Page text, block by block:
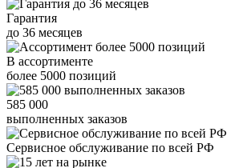
Гарантия
до 36 месяцев
В ассортименте
более 5000 позиций
585 000
выполненных заказов
Сервисное обслуживание по всей РФ